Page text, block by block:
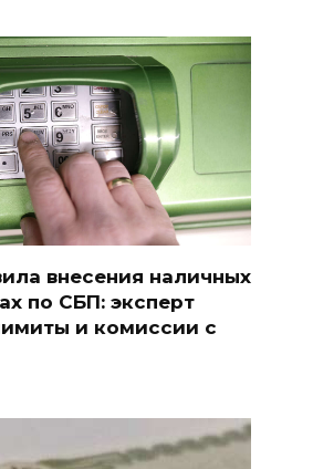
внесения наличных
по СБП: эксперт
и комиссии с